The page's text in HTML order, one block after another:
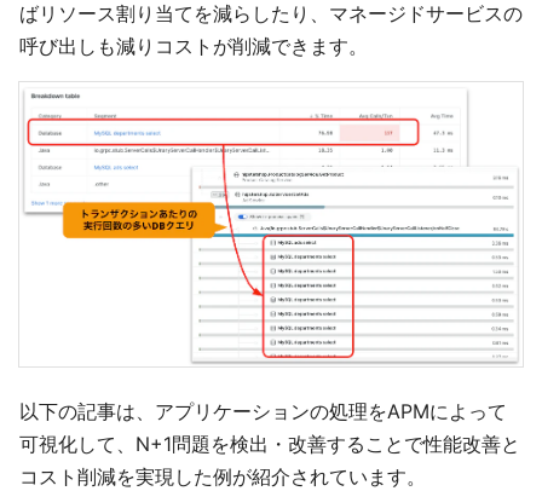
ばリソース割り当てを減らしたり、マネージドサービスの
呼び出しも減りコストが削減できます。
以下の記事は、アプリケーションの処理をAPMによって
可視化して、N+1問題を検出・改善することで性能改善と
コスト削減を実現した例が紹介されています。